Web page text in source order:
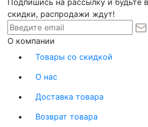
скидки, распродажи ждут!
О компании
Товары со скидкой
О нас
Доставка товара
Возврат товара